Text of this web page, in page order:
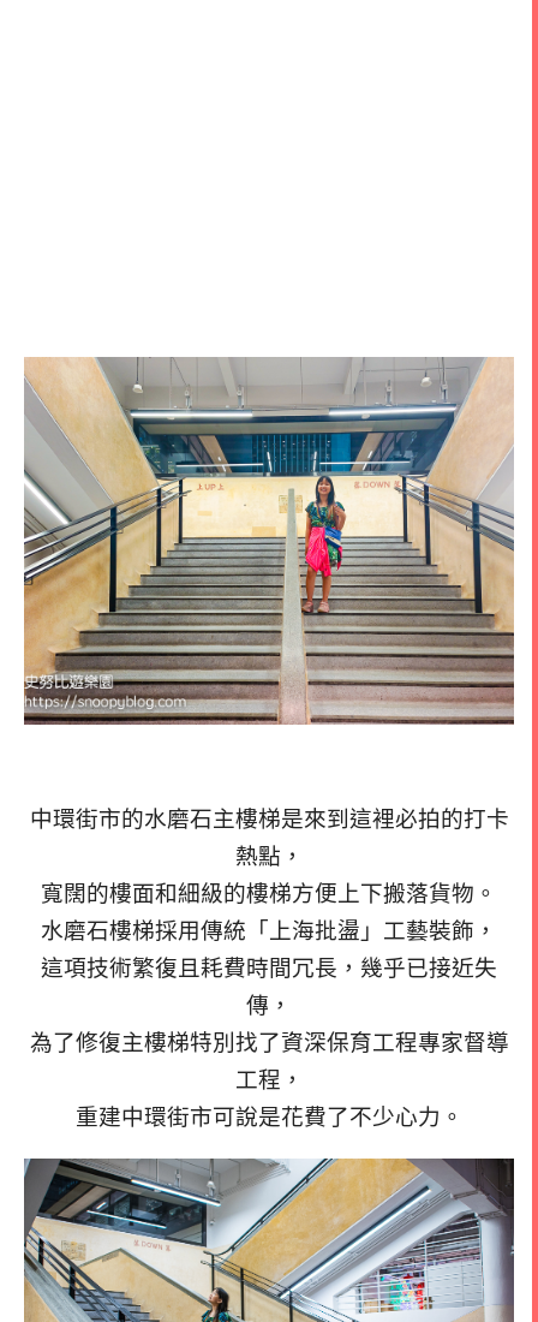
中環街市的水磨石主樓梯是來到這裡必拍的打卡
熱點，
寬闊的樓面和細級的樓梯方便上下搬落貨物。
水磨石樓梯採用傳統「上海批盪」工藝裝飾，
這項技術繁復且耗費時間冗長，幾乎已接近失
傳，
為了修復主樓梯特別找了資深保育工程專家督導
工程，
重建中環街市可說是花費了不少心力。